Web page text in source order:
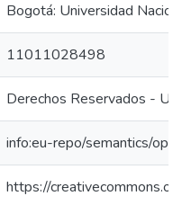
Bogotá: Universidad
11011028498
Derechos Reservados -
info:eu-repo/semantics/
https://